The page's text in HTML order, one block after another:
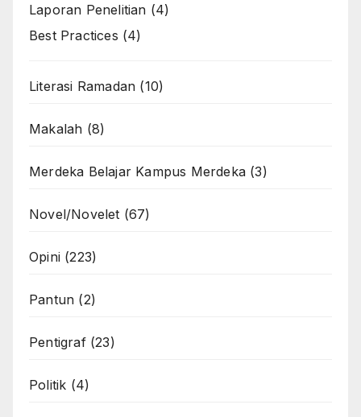
Laporan Penelitian (4)
Best Practices (4)
Literasi Ramadan (10)
Makalah (8)
Merdeka Belajar Kampus Merdeka (3)
Novel/Novelet (67)
Opini (223)
Pantun (2)
Pentigraf(23)
Politik (4)